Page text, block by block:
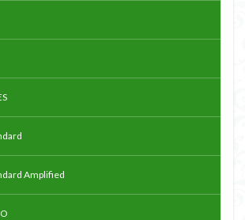
Amplified